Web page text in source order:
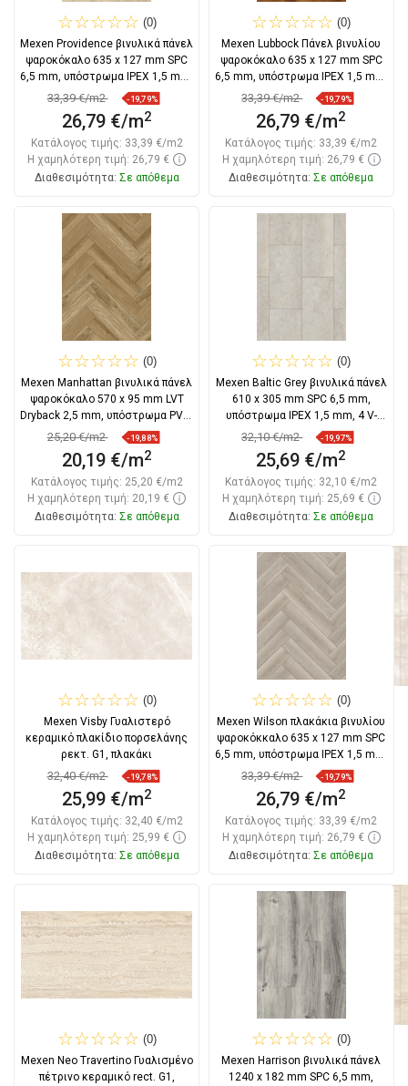
(0)
Mexen Providence βινυλικά πάνελ
ψαροκόκαλο 635 x 127 mm SPC
6,5 mm, υπόστρωμα IPEX 1,5 mm,
4
33,39 €/m2 -19,79%
26,79 €/m2
Κατάλογος τιμής: 33,39 €/m2
Η χαμηλότερη τιμή: 26,79 €
Διαθεσιμότητα: Σε απόθεμα
Στο καλάθι
favorite_border Αγαπημένα
Σύγκριση
(0)
Mexen Lubbock Πάνελ βινυλίου
ψαροκόκαλο 635 x 127 mm SPC
6,5 mm, υπόστρωμα IPEX 1,5 mm,
4
33,39 €/m2 -19,79%
26,79 €/m2
Κατάλογος τιμής: 33,39 €/m2
Η χαμηλότερη τιμή: 26,79 €
Διαθεσιμότητα: Σε απόθεμα
Στο καλάθι
Αγαπημένα
Σύγκριση
(0)
Mexen Manhattan βινυλικά πάνελ
ψαροκόκαλο 570 x 95 mm LVT
Dryback 2,5 mm, υπόστρωμα PVC,
4
25,20 €/m2 -19,88%
20,19 €/m2
Κατάλογος τιμής: 25,20 €/m2
Η χαμηλότερη τιμή: 20,19 €
Διαθεσιμότητα: Σε απόθεμα
favorite_border Αγαπημένα
Σύγκριση
(0)
Mexen Baltic Grey βινυλικά πάνελ
610 x 305 mm SPC 6,5 mm,
υπόστρωμα IPEX 1,5 mm, 4 V-
Φούγκα,
32,10 €/m2 -19,97%
25,69 €/m2
Κατάλογος τιμής: 32,10 €/m2
Η χαμηλότερη τιμή: 25,69 €
Διαθεσιμότητα: Σε απόθεμα
Στο καλάθι
favorite_border Αγαπημένα
Σύγκριση
(0)
Mexen Visby Γυαλιστερό
κεραμικό πλακίδιο πορσελάνης
ρεκτ. G1, πλακάκι
32,40 €/m2 -19,78%
25,99 €/m2
Κατάλογος τιμής: 32,40 €/m2
Η χαμηλότερη τιμή: 25,99 €
Διαθεσιμότητα: Σε απόθεμα
favorite_border Αγαπημένα
Σύγκριση
(0)
Mexen Wilson πλακάκια βινυλίου
ψαροκόκκαλο 635 x 127 mm SPC
6,5 mm, υπόστρωμα IPEX 1,5 mm,
4
33,39 €/m2 -19,79%
26,79 €/m2
Κατάλογος τιμής: 33,39 €/m2
Η χαμηλότερη τιμή: 26,79 €
Διαθεσιμότητα: Σε απόθεμα
Στο καλάθι
Αγαπημένα
Σύγκριση
(0)
Mexen Neo Travertino Γυαλισμένο
πέτρινο κεραμικό rect. G1,
(0)
Mexen Harrison βινυλικά πάνελ
1240 x 182 mm SPC 6,5 mm,